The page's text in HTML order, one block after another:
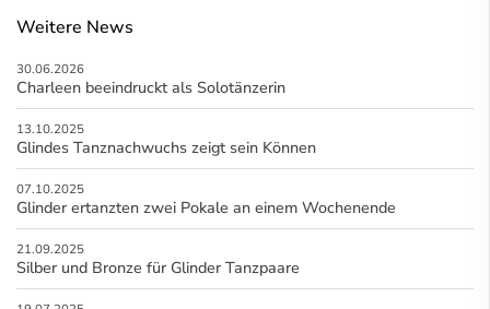
Weitere News
30.06.2026
Charleen beeindruckt als Solotänzerin
13.10.2025
Glindes Tanznachwuchs zeigt sein Können
07.10.2025
Glinder ertanzten zwei Pokale an einem Wochenende
21.09.2025
Silber und Bronze für Glinder Tanzpaare